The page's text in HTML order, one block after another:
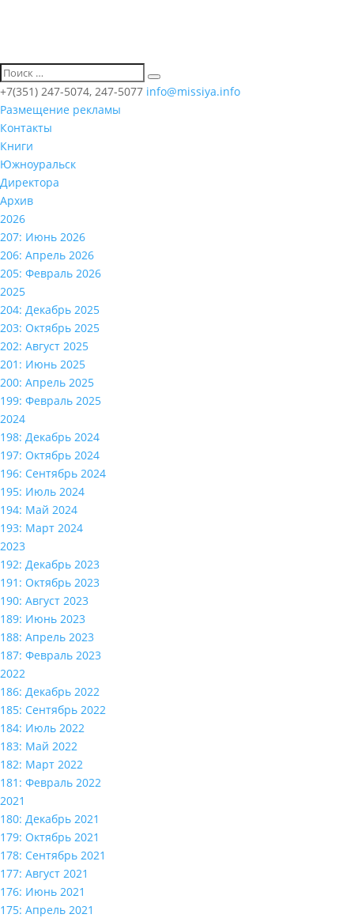
+7(351) 247-5074, 247-5077 info@missiya.info
Размещение рекламы
Контакты
Книги
Южноуральск
Директора
Архив
2026
207: Июнь 2026
206: Апрель 2026
205: Февраль 2026
2025
204: Декабрь 2025
203: Октябрь 2025
202: Август 2025
201: Июнь 2025
200: Апрель 2025
199: Февраль 2025
2024
198: Декабрь 2024
197: Октябрь 2024
196: Сентябрь 2024
195: Июль 2024
194: Май 2024
193: Март 2024
2023
192: Декабрь 2023
191: Октябрь 2023
190: Август 2023
189: Июнь 2023
188: Апрель 2023
187: Февраль 2023
2022
186: Декабрь 2022
185: Сентябрь 2022
184: Июль 2022
183: Май 2022
182: Март 2022
181: Февраль 2022
2021
180: Декабрь 2021
179: Октябрь 2021
178: Сентябрь 2021
177: Август 2021
176: Июнь 2021
175: Апрель 2021